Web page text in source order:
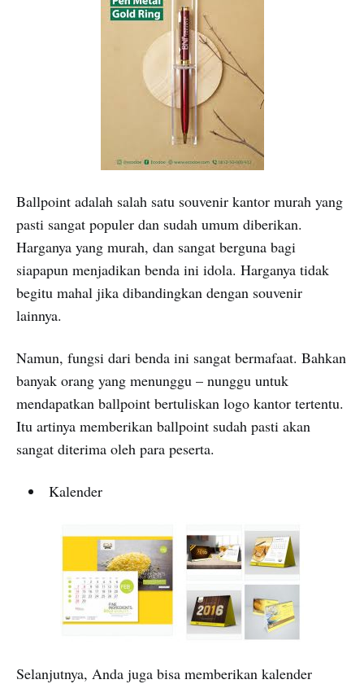
Ballpoint adalah salah satu souvenir kantor murah yang
pasti sangat populer dan sudah umum diberikan.
Harganya yang murah, dan sangat berguna bagi
siapapun menjadikan benda ini idola. Harganya tidak
begitu mahal jika dibandingkan dengan souvenir
lainnya.
Namun, fungsi dari benda ini sangat bermafaat. Bahkan
banyak orang yang menunggu – nunggu untuk
mendapatkan ballpoint bertuliskan logo kantor tertentu.
Itu artinya memberikan ballpoint sudah pasti akan
sangat diterima oleh para peserta.
Kalender
Selanjutnya, Anda juga bisa memberikan kalender